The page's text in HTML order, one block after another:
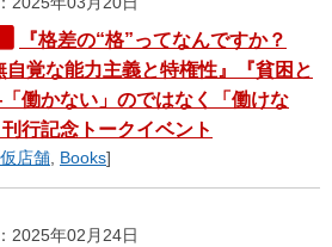
『格差の“格”ってなんですか？
覚な能力主義と特権性』『貧困と
働かない」のではなく「働けな
行記念トークイベント
店舗, Books]
2025年02月24日